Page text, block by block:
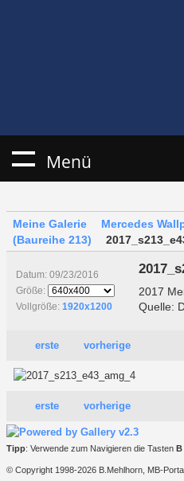
Menü
Meine Galerie Mercedes
(Baureihe 213)
Datum: 09/23/2016
Größe:
Vollgröße: 1920x1200
2017
Quelle:
erste vorherige
erste vorherige
Tipp: Verwende zum Navigieren die Tasten B
© Copyright 1998-2026 B.Mehlhorn, MB-